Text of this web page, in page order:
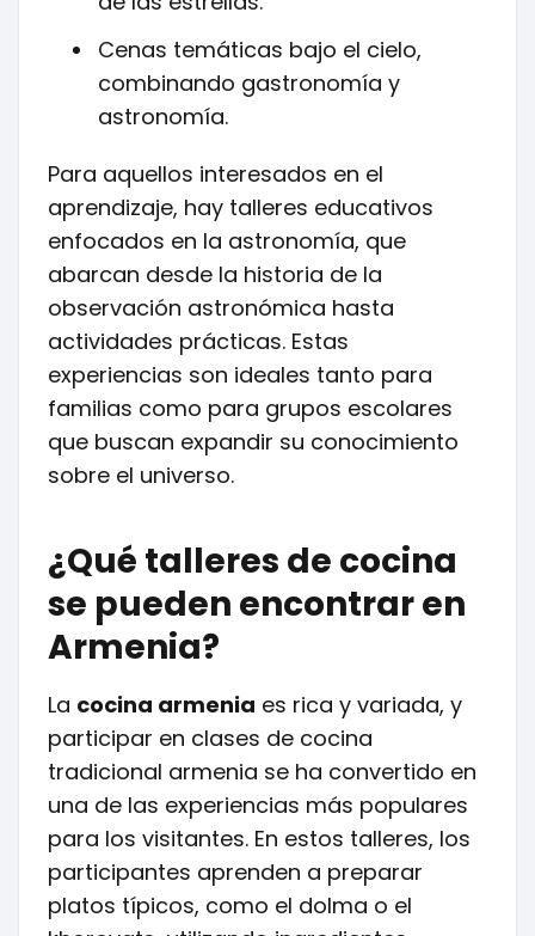
Cenas temáticas bajo el cielo,
combinando gastronomía y
astronomía.
Para aquellos interesados en el
aprendizaje, hay talleres educativos
enfocados en la astronomía, que
abarcan desde la historia de la
observación astronómica hasta
actividades prácticas. Estas
experiencias son ideales tanto para
familias como para grupos escolares
que buscan expandir su conocimiento
sobre el universo.
¿Qué talleres de cocina
se pueden encontrar en
Armenia?
La cocina armenia es rica y variada, y
participar en clases de cocina
tradicional armenia se ha convertido en
una de las experiencias más populares
para los visitantes. En estos talleres, los
participantes aprenden a preparar
platos típicos, como el dolma o el